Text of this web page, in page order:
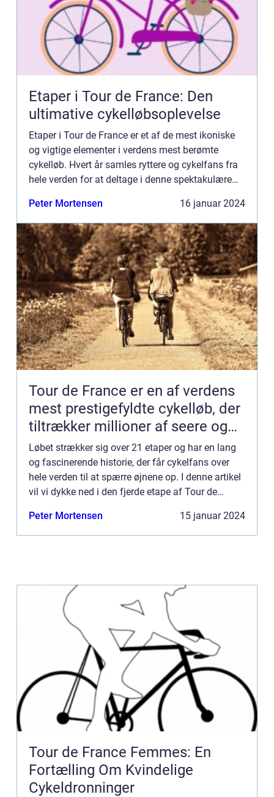
Etaper i Tour de France: Den
ultimative cykelløbsoplevelse
Etaper i Tour de France er et af de mest ikoniske
og vigtige elementer i verdens mest berømte
cykelløb. Hvert år samles ryttere og cykelfans fra
hele verden for at deltage i denne spektakulære
hvorfor er ...
Peter Mortensen 16 januar 2024
Tour de France er en af verdens
mest prestigefyldte cykelløb, der
tiltrækker millioner af seere og
tilskuere hvert år
Løbet strækker sig over 21 etaper og har en lang
og fascinerende historie, der får cykelfans over
hele verden til at spærre øjnene op. I denne artikel
vil vi dykke ned i den fjerde etape af Tour de
genne...
Peter Mortensen 15 januar 2024
Tour de France Femmes: En
Fortælling Om Kvindelige
Cykeldronninger